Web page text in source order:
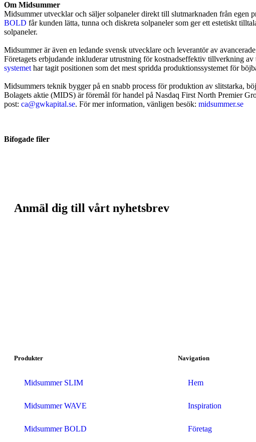
Om Midsummer
Midsummer utvecklar och säljer solpaneler direkt till slutmarknaden från egen
BOLD får kunden lätta, tunna och diskreta solpaneler som ger ett estetiskt
solpaneler.
Midsummer är även en ledande svensk utvecklare och leverantör av
Företagets erbjudande inkluderar utrustning för kostnadseffektiv tillverkning
systemet har tagit positionen som det mest spridda produktionssystemet för
Midsummers teknik bygger på en snabb process för produktion av slitstarka,
Bolagets aktie (MIDS) är föremål för handel på Nasdaq First North Premier
post: ca@gwkapital.se. För mer information, vänligen besök: midsummer.se
Bifogade filer
Anmäl dig till vårt nyhetsbrev
Produkter
Midsummer SLIM
Midsummer WAVE
Midsummer BOLD
Navigation
Hem
Inspiration
Företag